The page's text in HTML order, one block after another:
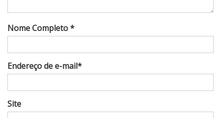
Nome Completo *
Endereço de e-mail*
Site